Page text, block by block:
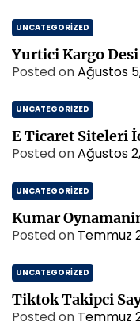
UNCATEGORIZED
Yurtici Kargo
Posted onAğustos
UNCATEGORIZED
E Ticaret Siteleri
Posted onAğustos
UNCATEGORIZED
Kumar
Posted on Temmuz
UNCATEGORIZED
Tiktok Takipci
Posted on Temmuz